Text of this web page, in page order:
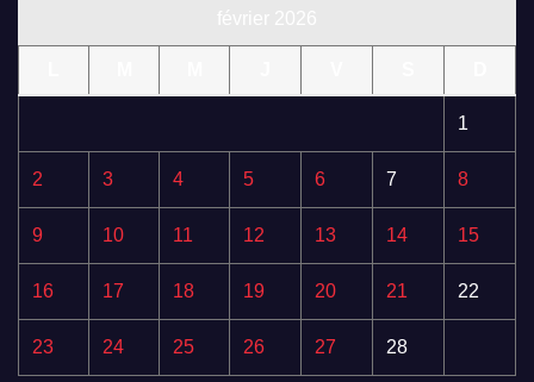
1
2 3 4 5 6 7 8
9 10 11 12 13 14 15
16 17 18 19 20 21 22
23 24 25 26 27 28